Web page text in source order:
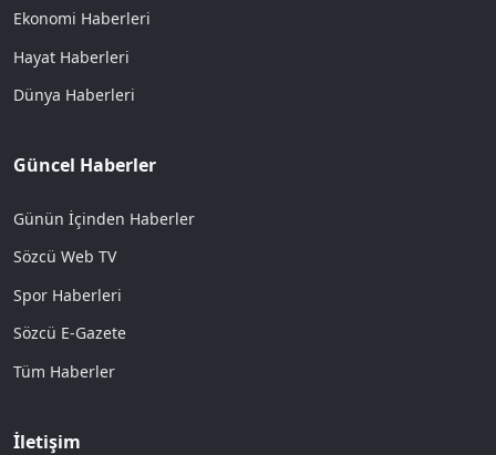
Ekonomi Haberleri
Hayat Haberleri
Dünya Haberleri
Güncel Haberler
Günün İçinden Haberler
Sözcü Web TV
Spor Haberleri
Sözcü E-Gazete
Tüm Haberler
İletişim